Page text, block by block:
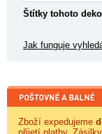
Štítky tohoto
Jak funguje
Zboží expedujeme